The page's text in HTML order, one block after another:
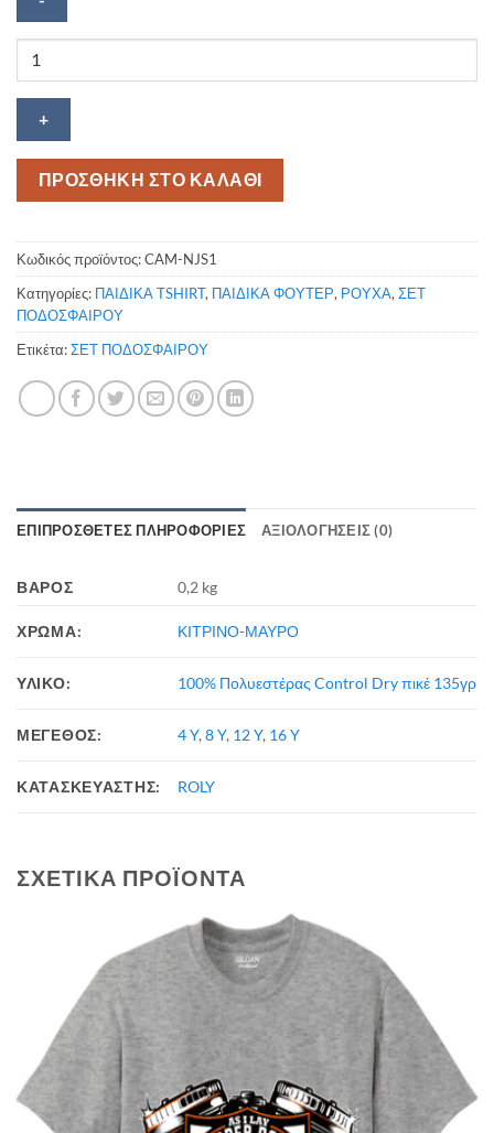
Σετ
Neymar
ποσότητα
ΠΡΟΣΘΗΚΗ ΣΤΟ ΚΑΛΑΘΙ
Κωδικός προϊόντος:CAM-NJS1
Κατηγορίες: ΠΑΙΔΙΚΑ TSHIRT, ΠΑΙΔΙΚΑ ΦΟΥΤΕΡ, ΡΟΥΧΑ,ΣΕΤ
ΠΟΔΟΣΦΑΙΡΟΥ
Ετικέτα:ΣΕΤ ΠΟΔΟΣΦΑΙΡΟΥ
ΕΠΙΠΡΌΣΘΕΤΕΣ ΠΛΗΡΟΦΟΡΊΕΣ ΑΞΙΟΛΟΓΉΣΕΙΣ (0)
ΒΆΡΟΣ 0,2 kg
ΧΡΩΜΑ: ΚΙΤΡΙΝΟ-ΜΑΥΡΟ
ΥΛΙΚΟ: 100% Πολυεστέρας Control Dry πικέ 135γρ
ΜΕΓΕΘΟΣ: 4 Y,8 Y, 12 Y, 16 Y
ΚΑΤΑΣΚΕΥΑΣΤΗΣ: ROLY
ΣΧΕΤΙΚΆ ΠΡΟΪΌΝΤΑ